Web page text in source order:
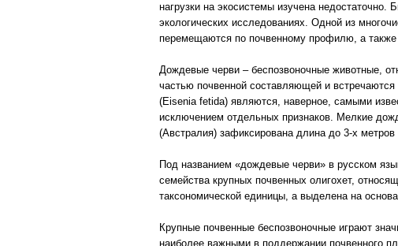
нагрузки на экосистемы изучена
экологических исследованиях. Одной из
перемещаются по почвенному профилю, а также
Дождевые черви – беспозвоночные животные,
частью почвенной составляющей и
(Eisenia fetida) являются, наверное, самыми
исключением отдельных признаков. Мелкие
(Австралия) зафиксирована длина до 3-х
Под названием «дождевые черви» в русском
семейства крупных почвенных олигохет,
таксономической единицы, а выделена на
Крупные почвенные беспозвоночные играют
наиболее важными в поддержании почвенного